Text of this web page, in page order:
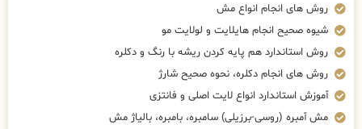
روش های انجام انواع مش
شیوه صحیح انجام هایلایت و لولایت مو
روش استاندارد هم پایه کردن ریشه با رنگ و دکلره
روش های انجام دکلره، نحوه صحیح شارژ
آموزش استاندارد انواع لایت اصلی و فانتزی
مش آمبره (روسی-برزیلی) سامبره، بامبره، بالیاژ مش